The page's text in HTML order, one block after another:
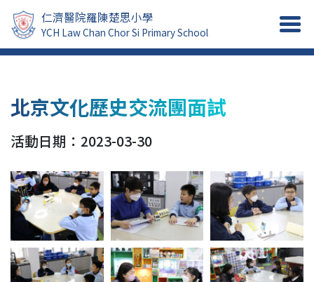
仁濟醫院羅陳楚思小學
YCH Law Chan Chor Si Primary School
北京文化歷史交流團面試
活動日期：2023-03-30